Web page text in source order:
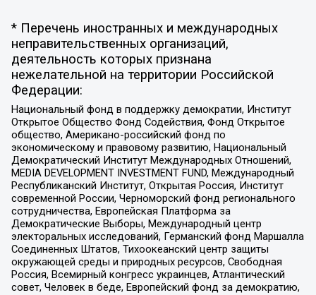
* Перечень иностранных и международных
неправительственных организаций,
деятельность которых признана
нежелательной на территории Российской
Федерации:
Национальный фонд в поддержку демократии, Институт
Открытое Общество Фонд Содействия, Фонд Открытое
общество, Американо-российский фонд по
экономическому и правовому развитию, Национальный
Демократический Институт Международных Отношений,
MEDIA DEVELOPMENT INVESTMENT FUND, Международный
Республиканский Институт, Открытая Россия, Институт
современной России, Черноморский фонд регионального
сотрудничества, Европейская Платформа за
Демократические Выборы, Международный центр
электоральных исследований, Германский фонд Маршалла
Соединенных Штатов, Тихоокеанский центр защиты
окружающей среды и природных ресурсов, Свободная
Россия, Всемирный конгресс украинцев, Атлантический
совет, Человек в беде, Европейский фонд за демократию,